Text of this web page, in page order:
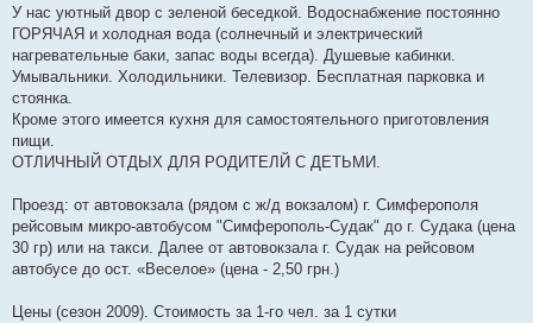
У нас уютный двор с зеленой беседкой. Водоснабжение постоянно
ГОРЯЧАЯ и холодная вода (солнечный и электрический
нагревательные баки, запас воды всегда). Душевые кабинки.
Умывальники. Холодильники. Телевизор. Бесплатная парковка и
стоянка.
Кроме этого имеется кухня для самостоятельного приготовления
пищи.
ОТЛИЧНЫЙ ОТДЫХ ДЛЯ РОДИТЕЛЙ С ДЕТЬМИ.
Проезд: от автовокзала (рядом с ж/д вокзалом) г. Симферополя
рейсовым микро-автобусом "Симферополь-Судак" до г. Судака (цена
30 гр) или на такси. Далее от автовокзала г. Судак на рейсовом
автобусе до ост. «Веселое» (цена - 2,50 грн.)
Цены (сезон 2009). Стоимость за 1-го чел. за 1 сутки